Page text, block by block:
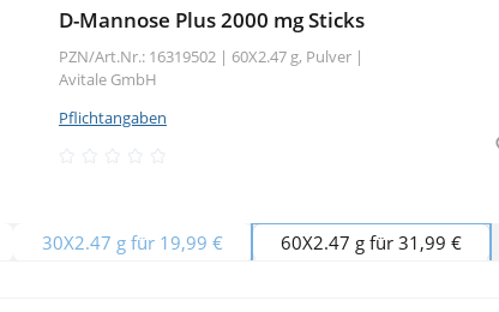
D-Mannose Plus 2000 mg Sticks
PZN/Art.Nr.: 16319502 | 60X2.47 g, Pulver |
Avitale GmbH
Pflichtangaben
30X2.47 g für 19,99 € 60X2.47 g für 31,99 €